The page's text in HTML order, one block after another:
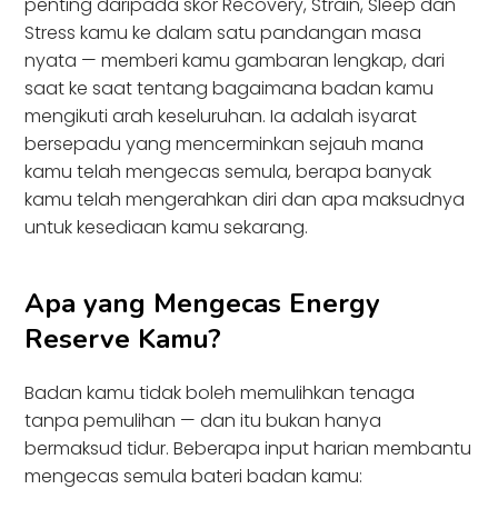
Stress kamu ke dalam satu pandangan masa
nyata — memberi kamu gambaran lengkap, dari
saat ke saat tentang bagaimana badan kamu
mengikuti arah keseluruhan. Ia adalah isyarat
bersepadu yang mencerminkan sejauh mana
kamu telah mengecas semula, berapa banyak
kamu telah mengerahkan diri dan apa maksudnya
untuk kesediaan kamu sekarang.
Apa yang Mengecas Energy
Reserve Kamu?
Badan kamu tidak boleh memulihkan tenaga
tanpa pemulihan — dan itu bukan hanya
bermaksud tidur. Beberapa input harian membantu
mengecas semula bateri badan kamu: